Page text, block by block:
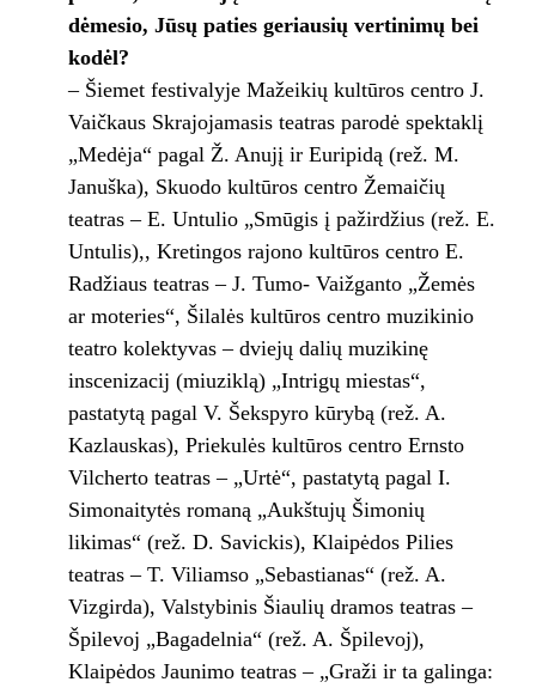
dėmesio, Jūsų paties geriausių vertinimų bei
kodėl?
– Šiemet festivalyje Mažeikių kultūros centro J.
Vaičkaus Skrajojamasis teatras parodė spektaklį
„Medėja“ pagal Ž. Anujį ir Euripidą (rež. M.
Januška), Skuodo kultūros centro Žemaičių
teatras – E. Untulio „Smūgis į pažirdžius (rež. E.
Untulis),, Kretingos rajono kultūros centro E.
Radžiaus teatras – J. Tumo- Vaižganto „Žemės
ar moteries“, Šilalės kultūros centro muzikinio
teatro kolektyvas – dviejų dalių muzikinę
inscenizacij (miuziklą) „Intrigų miestas“,
pastatytą pagal V. Šekspyro kūrybą (rež. A.
Kazlauskas), Priekulės kultūros centro Ernsto
Vilcherto teatras – „Urtė“, pastatytą pagal I.
Simonaitytės romaną „Aukštujų Šimonių
likimas“ (rež. D. Savickis), Klaipėdos Pilies
teatras – T. Viliamso „Sebastianas“ (rež. A.
Vizgirda), Valstybinis Šiaulių dramos teatras –
Špilevoj „Bagadelnia“ (rež. A. Špilevoj),
Klaipėdos Jaunimo teatras – „Graži ir ta galinga: